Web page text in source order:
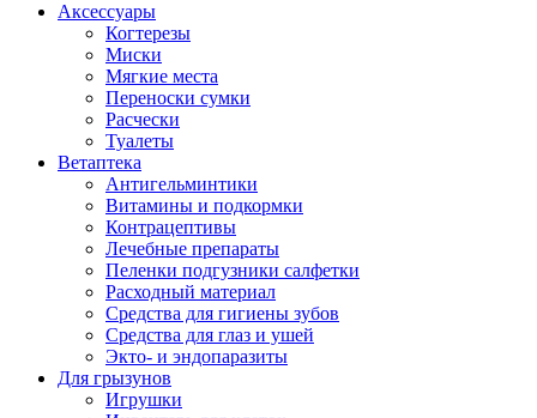
Аксессуары
Когтерезы
Миски
Мягкие места
Переноски сумки
Расчески
Туалеты
Ветаптека
Антигельминтики
Витамины и подкормки
Контрацептивы
Лечебные препараты
Пеленки подгузники салфетки
Расходный материал
Средства для гигиены зубов
Средства для глаз и ушей
Экто- и эндопаразиты
Для грызунов
Игрушки